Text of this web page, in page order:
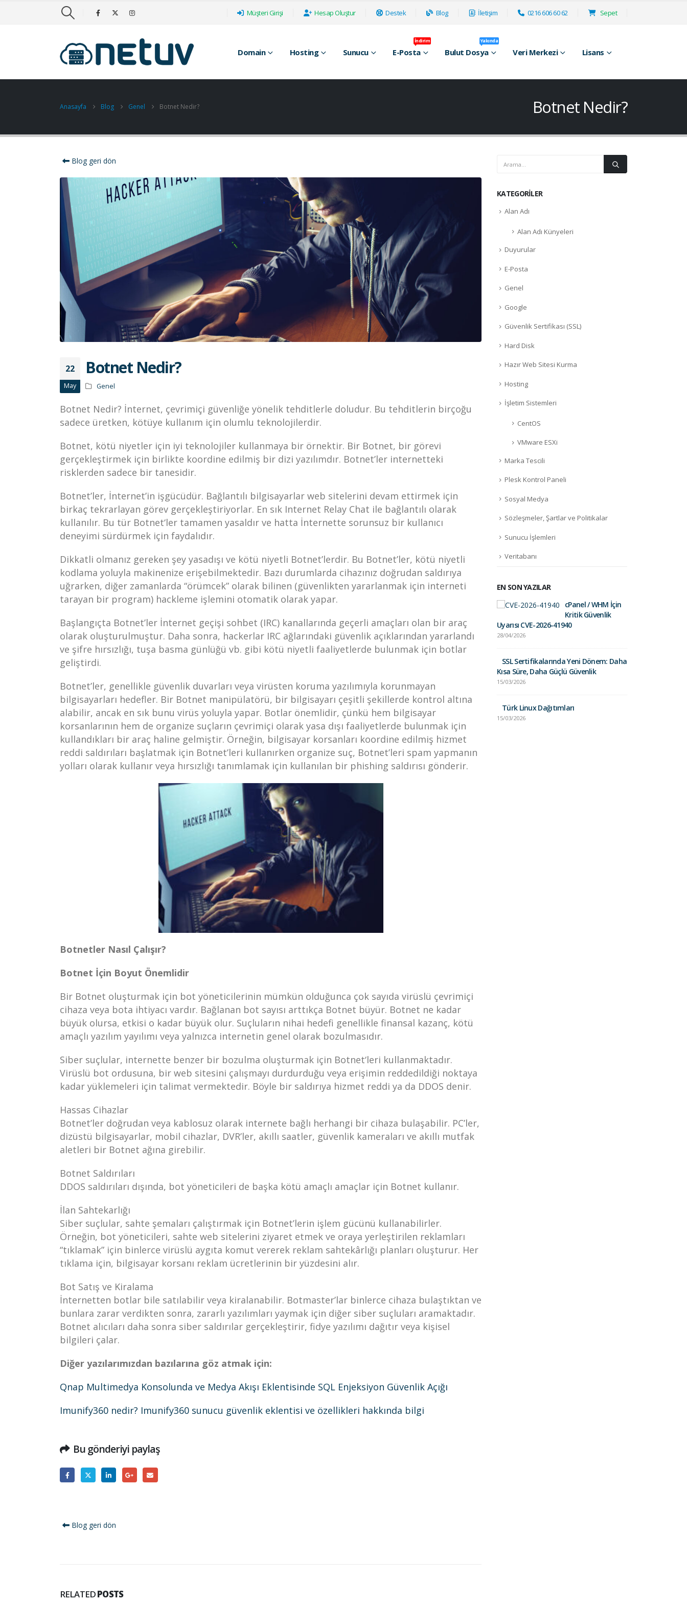
Müşteri Girişi Hesap Oluştur Destek Blog İletişim 0216 606 60 62 Sepet
Domain Hosting Sunucu E-Posta
İndirim
Bulut Dosya
Yakında
Veri Merkezi Lisans
Anasayfa Blog Genel Botnet Nedir? Botnet Nedir?
Blog geri dön
22
May
Botnet Nedir?
Genel
Botnet Nedir? İnternet, çevrimiçi güvenliğe yönelik tehditlerle doludur. Bu tehditlerin birçoğu
sadece üretken, kötüye kullanım için olumlu teknolojilerdir.
Botnet, kötü niyetler için iyi teknolojiler kullanmaya bir örnektir. Bir Botnet, bir görevi
gerçekleştirmek için birlikte koordine edilmiş bir dizi yazılımdır. Botnet’ler internetteki
risklerden sadece bir tanesidir.
Botnet’ler, İnternet’in işgücüdür. Bağlantılı bilgisayarlar web sitelerini devam ettirmek için
birkaç tekrarlayan görev gerçekleştiriyorlar. En sık Internet Relay Chat ile bağlantılı olarak
kullanılır. Bu tür Botnet‘ler tamamen yasaldır ve hatta İnternette sorunsuz bir kullanıcı
deneyimi sürdürmek için faydalıdır.
Dikkatli olmanız gereken şey yasadışı ve kötü niyetli Botnet’lerdir. Bu Botnet’ler, kötü niyetli
kodlama yoluyla makinenize erişebilmektedir. Bazı durumlarda cihazınız doğrudan saldırıya
uğrarken, diğer zamanlarda “örümcek” olarak bilinen (güvenlikten yararlanmak için interneti
tarayan bir program) hackleme işlemini otomatik olarak yapar.
Başlangıçta Botnet’ler İnternet geçişi sohbet (IRC) kanallarında geçerli amaçları olan bir araç
olarak oluşturulmuştur. Daha sonra, hackerlar IRC ağlarındaki güvenlik açıklarından yararlandı
ve şifre hırsızlığı, tuşa basma günlüğü vb. gibi kötü niyetli faaliyetlerde bulunmak için botlar
geliştirdi.
Botnet’ler, genellikle güvenlik duvarları veya virüsten koruma yazılımıyla korunmayan
bilgisayarları hedefler. Bir Botnet manipülatörü, bir bilgisayarı çeşitli şekillerde kontrol altına
alabilir, ancak en sık bunu virüs yoluyla yapar. Botlar önemlidir, çünkü hem bilgisayar
korsanlarının hem de organize suçların çevrimiçi olarak yasa dışı faaliyetlerde bulunmak için
kullandıkları bir araç haline gelmiştir. Örneğin, bilgisayar korsanları koordine edilmiş hizmet
reddi saldırıları başlatmak için Botnet’leri kullanırken organize suç, Botnet’leri spam yapmanın
yolları olarak kullanır veya hırsızlığı tanımlamak için kullanılan bir phishing saldırısı gönderir.
Botnetler Nasıl Çalışır?
Botnet İçin Boyut Önemlidir
Bir Botnet oluşturmak için bot yöneticilerinin mümkün olduğunca çok sayıda virüslü çevrimiçi
cihaza veya bota ihtiyacı vardır. Bağlanan bot sayısı arttıkça Botnet büyür. Botnet ne kadar
büyük olursa, etkisi o kadar büyük olur. Suçluların nihai hedefi genellikle finansal kazanç, kötü
amaçlı yazılım yayılımı veya yalnızca internetin genel olarak bozulmasıdır.
Siber suçlular, internette benzer bir bozulma oluşturmak için Botnet‘leri kullanmaktadır.
Virüslü bot ordusuna, bir web sitesini çalışmayı durdurduğu veya erişimin reddedildiği noktaya
kadar yüklemeleri için talimat vermektedir. Böyle bir saldırıya hizmet reddi ya da DDOS denir.
Hassas Cihazlar
Botnet’ler doğrudan veya kablosuz olarak internete bağlı herhangi bir cihaza bulaşabilir. PC’ler,
dizüstü bilgisayarlar, mobil cihazlar, DVR’ler, akıllı saatler, güvenlik kameraları ve akıllı mutfak
aletleri bir Botnet ağına girebilir.
Botnet Saldırıları
DDOS saldırıları dışında, bot yöneticileri de başka kötü amaçlı amaçlar için Botnet kullanır.
İlan Sahtekarlığı
Siber suçlular, sahte şemaları çalıştırmak için Botnet’lerin işlem gücünü kullanabilirler.
Örneğin, bot yöneticileri, sahte web sitelerini ziyaret etmek ve oraya yerleştirilen reklamları
“tıklamak” için binlerce virüslü aygıta komut vererek reklam sahtekârlığı planları oluşturur. Her
tıklama için, bilgisayar korsanı reklam ücretlerinin bir yüzdesini alır.
Bot Satış ve Kiralama
İnternetten botlar bile satılabilir veya kiralanabilir. Botmaster’lar binlerce cihaza bulaştıktan ve
bunlara zarar verdikten sonra, zararlı yazılımları yaymak için diğer siber suçluları aramaktadır.
Botnet alıcıları daha sonra siber saldırılar gerçekleştirir, fidye yazılımı dağıtır veya kişisel
bilgileri çalar.
Diğer yazılarımızdan bazılarına göz atmak için:
Qnap Multimedya Konsolunda ve Medya Akışı Eklentisinde SQL Enjeksiyon Güvenlik Açığı
Imunify360 nedir? Imunify360 sunucu güvenlik eklentisi ve özellikleri hakkında bilgi
Bu gönderiyi paylaş
Blog geri dön
RELATEDPOSTS
KATEGORILER
Alan Adı
Alan Adı Künyeleri
Duyurular
E-Posta
Genel
Google
Güvenlik Sertifikası (SSL)
Hard Disk
Hazır Web Sitesi Kurma
Hosting
İşletim Sistemleri
CentOS
VMware ESXi
Marka Tescili
Plesk Kontrol Paneli
Sosyal Medya
Sözleşmeler, Şartlar ve Politikalar
Sunucu İşlemleri
Veritabanı
EN SON YAZILAR
cPanel / WHM İçin
Kritik Güvenlik
Uyarısı CVE-2026-41940
28/04/2026
SSL Sertifikalarında Yeni Dönem: Daha
Kısa Süre, Daha Güçlü Güvenlik
15/03/2026
Türk Linux Dağıtımları
15/03/2026